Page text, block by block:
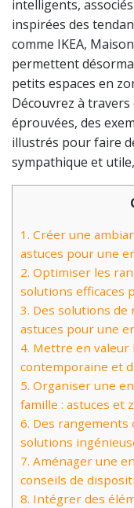
intelligents,
inspirées des
comme IKEA,
permettent
petits espaces en
Découvrez à
éprouvées, des
illustrés pour faire
sympathique et
1. Créer une
astuces pour une
2. Optimiser les
solutions efficaces
3. Des solutions de
astuces pour une
4. Mettre en valeur
contemporaine et
5. Organiser une
famille : astuces et
6. Des rangements
solutions
7. Aménager une
conseils de
8. Intégrer des